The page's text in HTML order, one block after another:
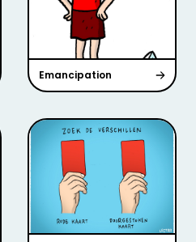
Emancipation